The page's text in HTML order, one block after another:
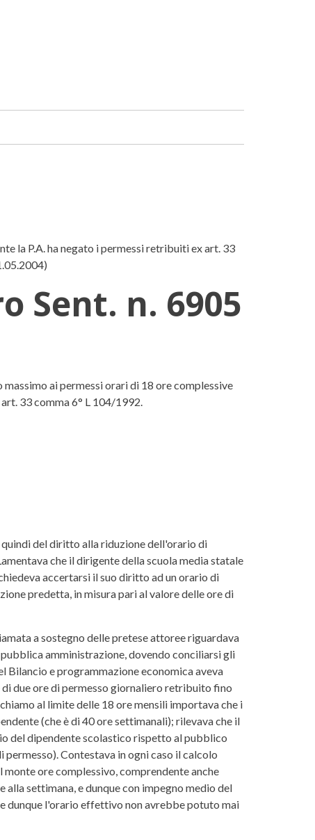
la P.A. ha negato i permessi retribuiti ex art. 33
Sent. n. 6905
ai permessi orari di 18 ore complessive
33 comma 6° L 104/1992.
del diritto alla riduzione dell'orario di
che il dirigente della scuola media statale
accertarsi il suo diritto ad un orario di
predetta, in misura pari al valore delle ore di
a sostegno delle pretese attoree riguardava
amministrazione, dovendo conciliarsi gli
Bilancio e programmazione economica aveva
due ore di permesso giornaliero retribuito fino
al limite delle 18 ore mensili importava che i
(che è di 40 ore settimanali); rilevava che il
del dipendente scolastico rispetto al pubblico
Contestava in ogni caso il calcolo
ore complessivo, comprendente anche
settimana, e dunque con impegno medio del
dunque l'orario effettivo non avrebbe potuto mai